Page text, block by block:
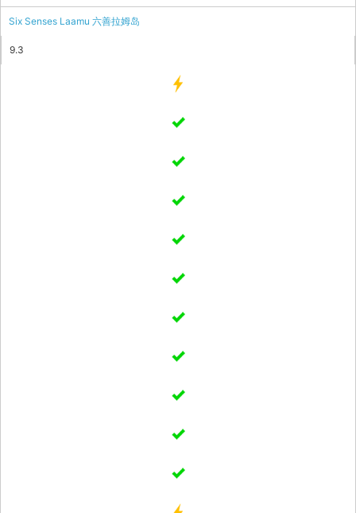
Six Senses Laamu 六善拉姆岛
9.3